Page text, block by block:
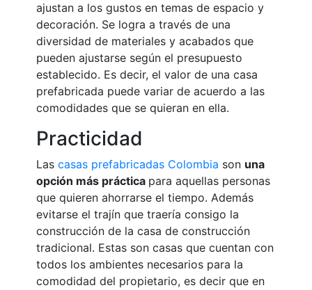
ajustan a los gustos en temas de espacio y
decoración. Se logra a través de una
diversidad de materiales y acabados que
pueden ajustarse según el presupuesto
establecido. Es decir, el valor de una casa
prefabricada puede variar de acuerdo a las
comodidades que se quieran en ella.
Practicidad
Las casas prefabricadas Colombia son una
opción más práctica para aquellas personas
que quieren ahorrarse el tiempo. Además
evitarse el trajín que traería consigo la
construcción de la casa de construcción
tradicional. Estas son casas que cuentan con
todos los ambientes necesarios para la
comodidad del propietario, es decir que en